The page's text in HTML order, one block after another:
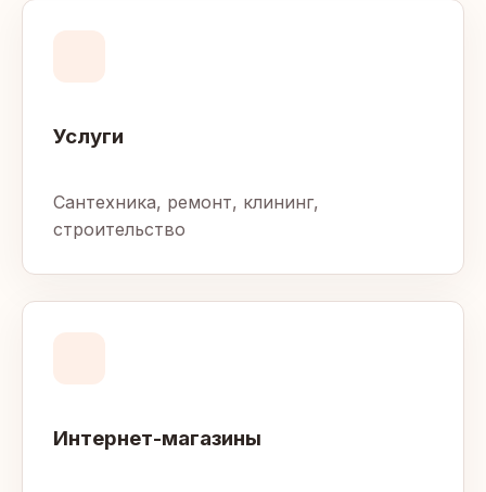
Услуги
Сантехника, ремонт, клининг,
строительство
Интернет-магазины